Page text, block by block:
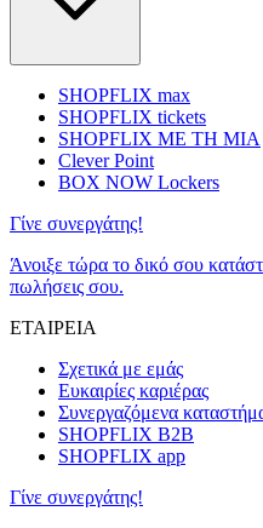
SHOPFLIX max
SHOPFLIX tickets
SHOPFLIX ΜΕ ΤΗ ΜΙΑ
Clever Point
BOX NOW Lockers
Γίνε συνεργάτης!
Άνοιξε τώρα το δικό σου
πωλήσεις σου.
ΕΤΑΙΡΕΙΑ
Σχετικά με εμάς
Ευκαιρίες καριέρας
Συνεργαζόμενα
SHOPFLIX B2B
SHOPFLIX app
Γίνε συνεργάτης!